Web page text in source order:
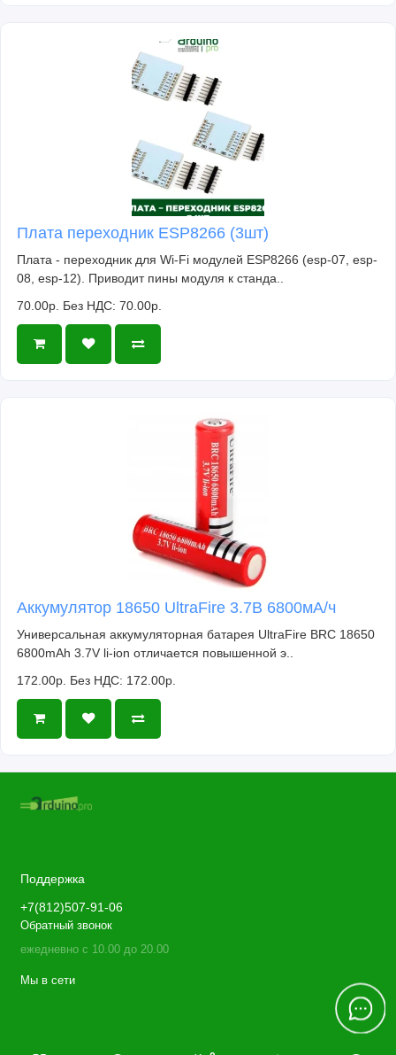
Плата переходник ESP8266 (3шт)
Плата - переходник для Wi-Fi модулей ESP8266 (esp-07, esp-
08, esp-12). Приводит пины модуля к станда..
70.00р. Без НДС: 70.00р.
Аккумулятор 18650 UltraFire 3.7В 6800мА/ч
Универсальная аккумуляторная батарея UltraFire BRC 18650
6800mAh 3.7V li-ion отличается повышенной э..
172.00р. Без НДС: 172.00р.
Поддержка
+7(812)507-91-06
Обратный звонок
ежедневно с 10.00 до 20.00
Мы в сети